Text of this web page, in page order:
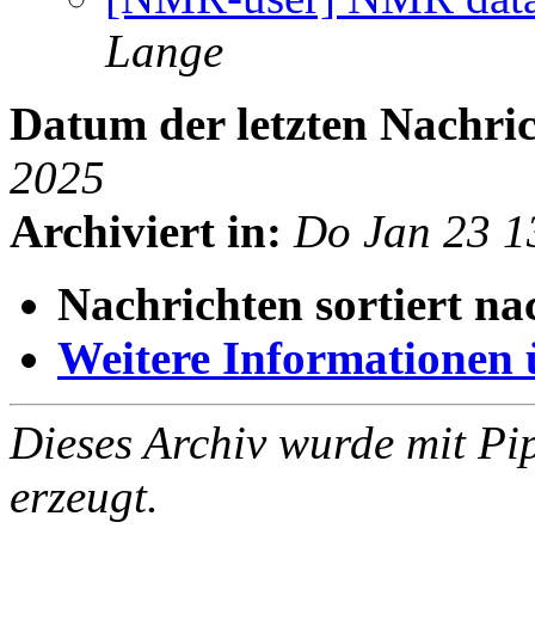
Lange
Datum der letzten
2025
Archiviert in: Do Jan 23
Nachrichten sortiert
Weitere Informationen
Dieses Archiv wurde mit
erzeugt.